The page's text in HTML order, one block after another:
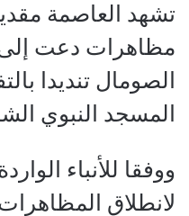
تشهد العاصمة
مظاهرات دعت إلى
الصومال تنديدا
المسجد النبوي
ووفقا للأنباء
لانطلاق